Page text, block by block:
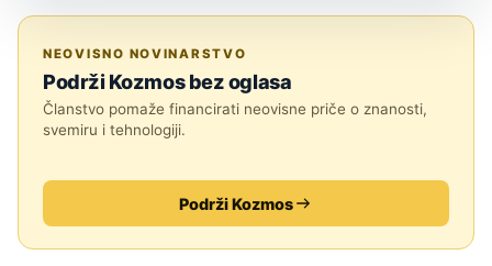
NEOVISNO NOVINARSTVO
Podrži Kozmos bez oglasa
Članstvo pomaže financirati neovisne priče o znanosti,
svemiru i tehnologiji.
Podrži Kozmos